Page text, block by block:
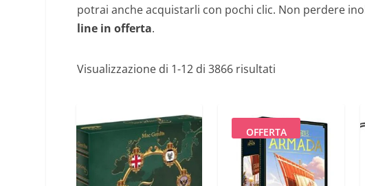
potrai anche acquistarli con pochi clic. Non perdere
line in offerta.
Visualizzazione di 1-12 di 3866 risultati
OFFERTA